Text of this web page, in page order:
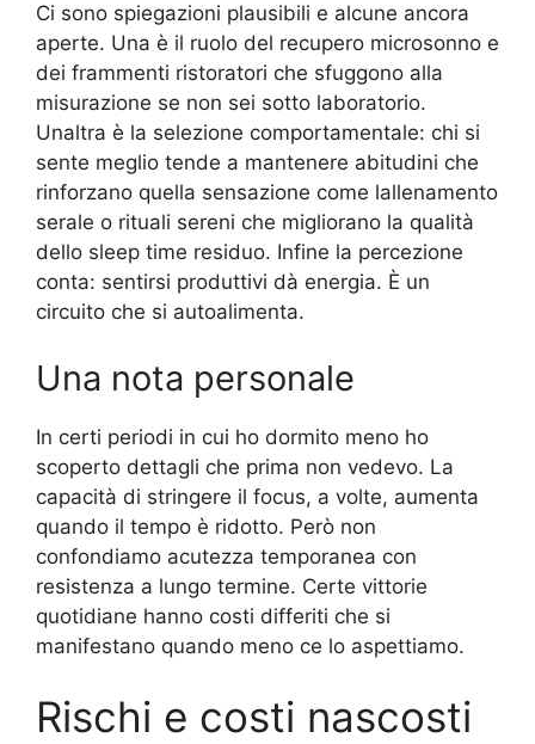
Ci sono spiegazioni plausibili e alcune ancora
aperte. Una è il ruolo del recupero microsonno e
dei frammenti ristoratori che sfuggono alla
misurazione se non sei sotto laboratorio.
Unaltra è la selezione comportamentale: chi si
sente meglio tende a mantenere abitudini che
rinforzano quella sensazione come lallenamento
serale o rituali sereni che migliorano la qualità
dello sleep time residuo. Infine la percezione
conta: sentirsi produttivi dà energia. È un
circuito che si autoalimenta.
Una nota personale
In certi periodi in cui ho dormito meno ho
scoperto dettagli che prima non vedevo. La
capacità di stringere il focus, a volte, aumenta
quando il tempo è ridotto. Però non
confondiamo acutezza temporanea con
resistenza a lungo termine. Certe vittorie
quotidiane hanno costi differiti che si
manifestano quando meno ce lo aspettiamo.
Rischi e costi nascosti